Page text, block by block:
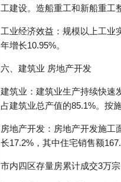
工建设。造船重工和新船重工
工业经济效益：规模以上工业
年增长10.95%。
六、建筑业 房地产开发
建筑业：建筑业生产持续快速
占建筑业总产值的85.1%。按
房地产开发：房地产开发施工
长17.2%，其中住宅销售额
市内四区存量房累计成交3万